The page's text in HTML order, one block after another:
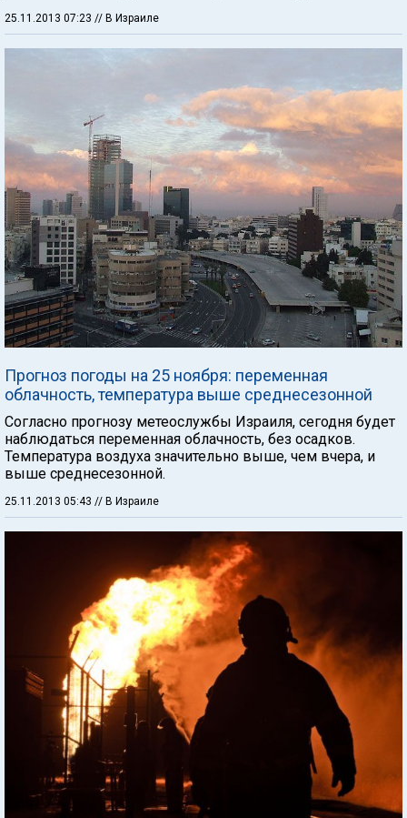
25.11.2013 07:23 // В Израиле
Прогноз погоды на 25 ноября: переменная
облачность, температура выше среднесезонной
Согласно прогнозу метеослужбы Израиля, сегодня будет
наблюдаться переменная облачность, без осадков.
Температура воздуха значительно выше, чем вчера, и
выше среднесезонной.
25.11.2013 05:43 // В Израиле